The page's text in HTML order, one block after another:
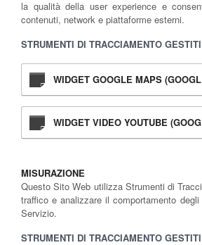
la qualità della user experience e
contenuti, network e piattaforme esterni.
STRUMENTI DI TRACCIAMENTO
WIDGET GOOGLE MAPS
WIDGET VIDEO YOUTUBE
MISURAZIONE
Questo Sito Web utilizza Strumenti di
traffico e analizzare il comportamento
Servizio.
STRUMENTI DI TRACCIAMENTO